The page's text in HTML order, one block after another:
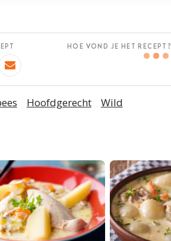
HOE VOND JE HET RECEPT?
Hoofdgerecht Wild